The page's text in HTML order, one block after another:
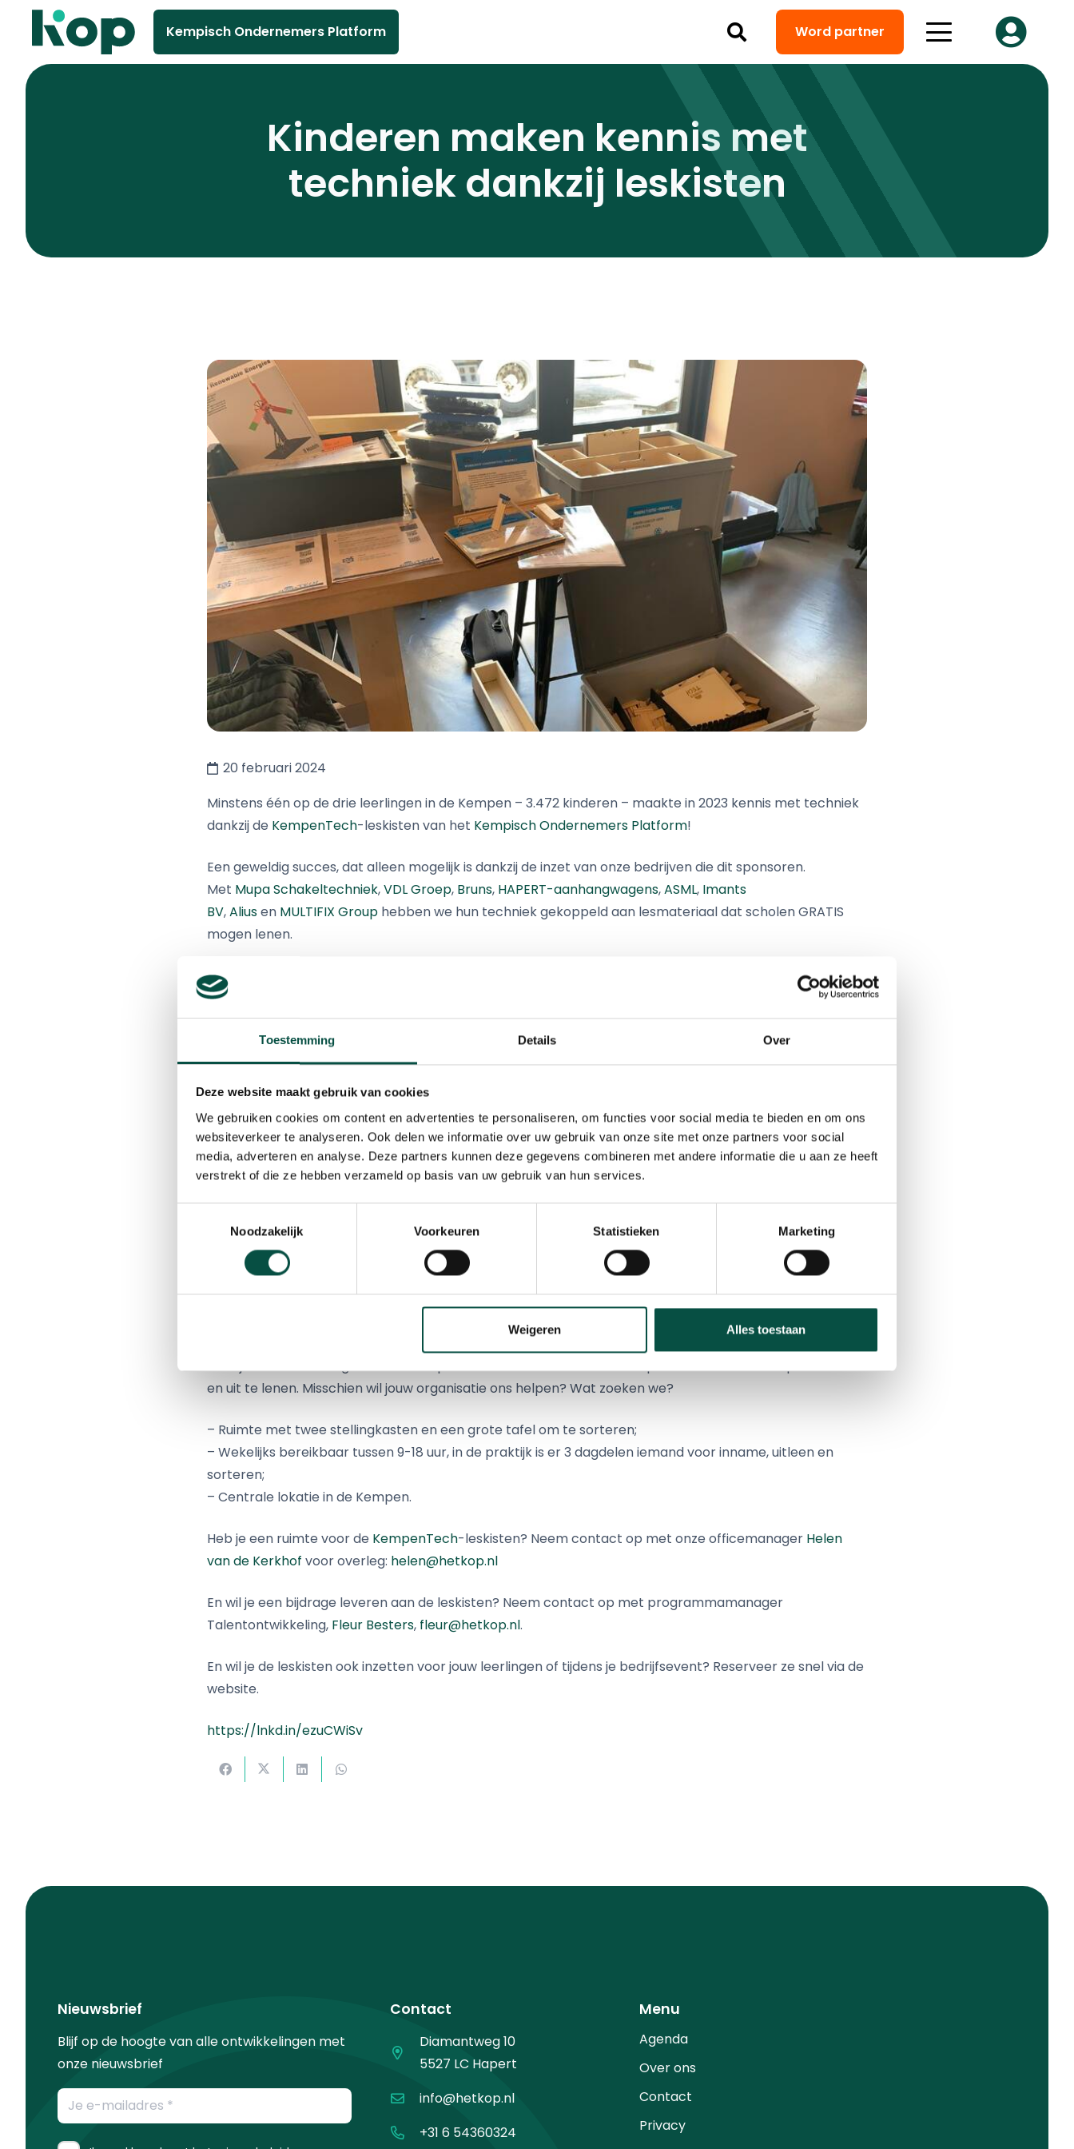
Toestemming Details Over
Deze website maakt gebruik van cookies
We gebruiken cookies om content en advertenties te personaliseren, om functies voor social media te bieden en om ons
websiteverkeer te analyseren. Ook delen we informatie over uw gebruik van onze site met onze partners voor social
media, adverteren en analyse. Deze partners kunnen deze gegevens combineren met andere informatie die u aan ze heeft
verstrekt of die ze hebben verzameld op basis van uw gebruik van hun services.
Noodzakelijk
Voorkeuren Statistieken Marketing
Weigeren Alles toestaan
Kempisch Ondernemers Platform Word partner
Kinderen maken kennis met
techniek dankzij leskisten
20 februari 2024
Minstens één op de drie leerlingen in de Kempen – 3.472 kinderen – maakte in 2023 kennis met techniek
dankzij de KempenTech-leskisten van het Kempisch Ondernemers Platform!
Een geweldig succes, dat alleen mogelijk is dankzij de inzet van onze bedrijven die dit sponsoren.
Met Mupa Schakeltechniek,VDL Groep, Bruns, HAPERT-aanhangwagens,ASML, Imants
BV,Aliusen MULTIFIX Grouphebben we hun techniek gekoppeld aan lesmateriaal dat scholen GRATIS
mogen lenen.
In totaal bereiken de leskisten nu al 25 (!!) scholen in de Kempen. Leerlingen krijgen niet alleen
materialen, maar ook een lesbrief én een video met uitleg en een digitaal bezoek aan het Kempische
bedrijf dat de leskist mogelijk maakt.
DeMaackersenFaeszorgden er daarnaast voor dat docenten de leskisten goed verpakt op kunnen
halen bij ons uitleenpunt bij de bibliotheek in Eersel. Leerlingen van scholen als
Ondernemers Platform
-techniekcoaches de leskisten na uitleen, zodat iedere school weer met een
complete leskist aan de slag kan.
De Kempenen
. Naast het gebruik in de klassen, worden de leskisten ook gebruikt bij events
Brainport Eindhoven en bij onze eigen bedrijven, zoals bijvoorbeeld op de familiedag vanBruns
En dat dus helemaal gratis, door slim samen te werken. Wel zo inclusief
We zijn door verhuizing van de bieb op zoek naar een nieuwe centrale plek om de leskisten op te slaan
en uit te lenen. Misschien wil jouw organisatie ons helpen? Wat zoeken we?
– Ruimte met twee stellingkasten en een grote tafel om te sorteren;
– Wekelijks bereikbaar tussen 9-18 uur, in de praktijk is er 3 dagdelen iemand voor inname, uitleen en
sorteren;
– Centrale lokatie in de Kempen.
Heb je een ruimte voor de KempenTech-leskisten? Neem contact op met onze officemanager Helen
van de Kerkhof voor overleg: helen@hetkop.nl
En wil je een bijdrage leveren aan de leskisten? Neem contact op met programmamanager
Talentontwikkeling, Fleur Besters, fleur@hetkop.nl.
En wil je de leskisten ook inzetten voor jouw leerlingen of tijdens je bedrijfsevent? Reserveer ze snel via de
website.
https://lnkd.in/ezuCWiSv
Nieuwsbrief
Blijf op de hoogte van alle ontwikkelingen met
onze nieuwsbrief
E-
mailadres
*
Contact
Diamantweg 10
5527 LC Hapert
info@hetkop.nl
+31 6 54360324
Menu
Agenda
Over ons
Contact
Privacy